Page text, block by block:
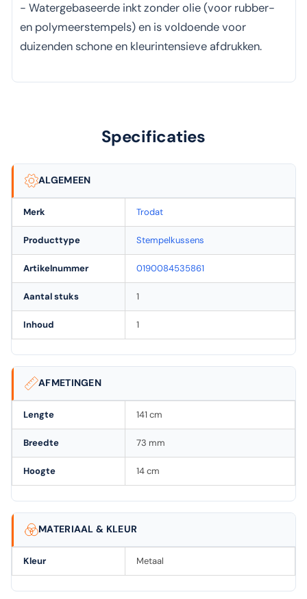
- Watergebaseerde inkt zonder olie (voor rubber-
en polymeerstempels) en is voldoende voor
duizenden schone en kleurintensieve afdrukken.
Specificaties
ALGEMEEN
Merk Trodat
Producttype Stempelkussens
Artikelnummer 0190084535861
Aantal stuks 1
Inhoud 1
AFMETINGEN
Lengte 141 cm
Breedte 73 mm
Hoogte 14 cm
MATERIAAL & KLEUR
Kleur Metaal